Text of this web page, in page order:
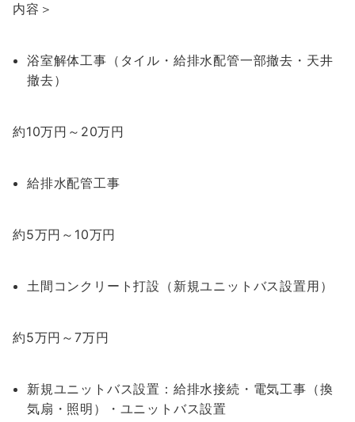
内容＞
浴室解体工事（タイル・給排水配管一部撤去・天井
撤去）
約10万円～20万円
給排水配管工事
約5万円～10万円
土間コンクリート打設（新規ユニットバス設置用）
約5万円～7万円
新規ユニットバス設置：給排水接続・電気工事（換
気扇・照明）・ユニットバス設置